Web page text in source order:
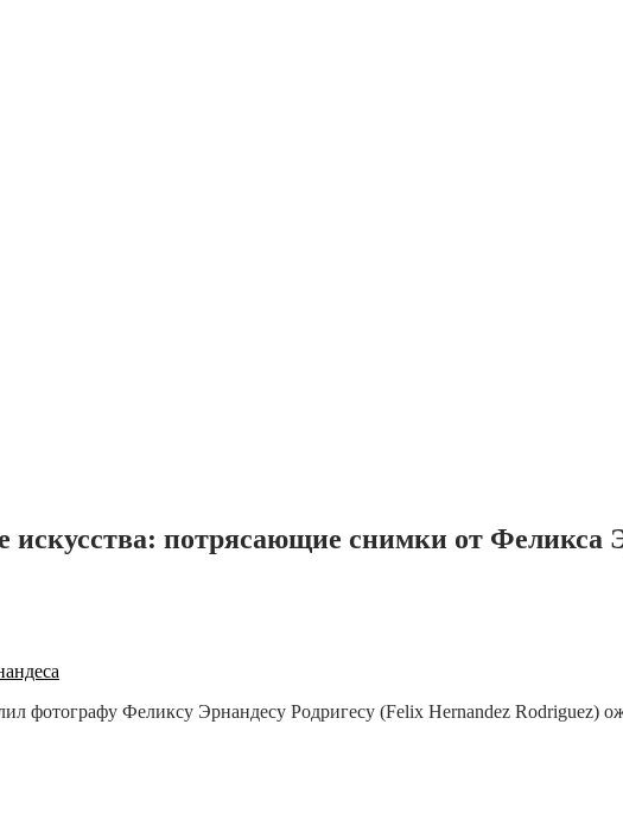
искусства: потрясающие снимки от Феликса
фотографу Феликсу Эрнандесу Родригесу (Felix Hernandez Rodriguez)